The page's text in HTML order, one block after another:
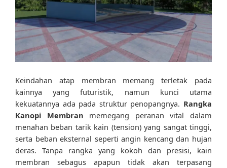
Keindahan atap membran memang terletak pada
kainnya yang futuristik, namun kunci utama
kekuatannya ada pada struktur penopangnya. Rangka
Kanopi Membran memegang peranan vital dalam
menahan beban tarik kain (tension) yang sangat tinggi,
serta beban eksternal seperti angin kencang dan hujan
deras. Tanpa rangka yang kokoh dan presisi, kain
membran sebagus apapun tidak akan terpasang